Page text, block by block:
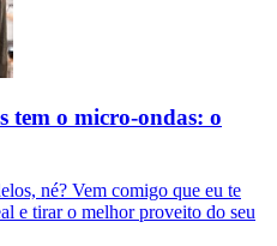
tem o micro-ondas: o
né? Vem comigo que eu te
e tirar o melhor proveito do seu